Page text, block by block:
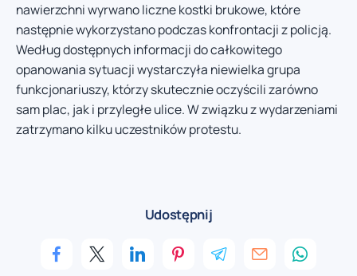
nawierzchni wyrwano liczne kostki brukowe, które
następnie wykorzystano podczas konfrontacji z policją.
Według dostępnych informacji do całkowitego
opanowania sytuacji wystarczyła niewielka grupa
funkcjonariuszy, którzy skutecznie oczyścili zarówno
sam plac, jak i przyległe ulice. W związku z wydarzeniami
zatrzymano kilku uczestników protestu.
Udostępnij